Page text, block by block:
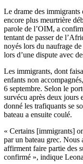
Le drame des
encore plus meurtrière
parole de l’OIM, a
tentant de passer de
noyés lors du naufrage
lors d’une dispute avec
Les immigrants, dont
enfants non
6 septembre. Selon le
survécu après deux jours
donné les trafiquants se
bateau a ensuite coulé.
« Certains [immigrants]
par un bateau grec.
affirment faire partie des
confirmé », indique